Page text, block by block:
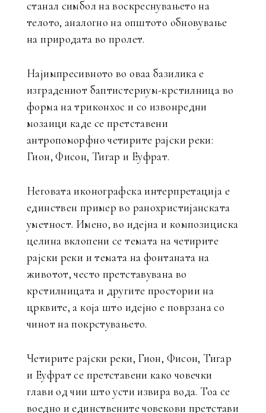
станал симбол на воскреснувањето на
телото, аналогно на општото обновување
на природата во пролет.
Најимпресивното во оваа базилика е
изградениот баптистериум-крстилница во
форма на триконхос и со извонредни
мозаици каде се претставени
антропоморфно четирите рајски реки:
Гион, Фисон, Тигар и Еуфрат.
Неговата иконографска интерпретација е
единствен пример во ранохристијанската
уметност. Имено, во идејна и композициска
целина вклопени се темата на четирите
рајски реки и темата на фонтаната на
животот, често претставувана во
крстилницата и другите простории на
црквите, а која што идејно е поврзана со
чинот на покрстувањето.
Четирите рајски реки, Гион, Фисон, Тигар
и Еуфрат се претставени како човечки
глави од чии што усти извира вода. Тоа се
воедно и единствените човекови претстави